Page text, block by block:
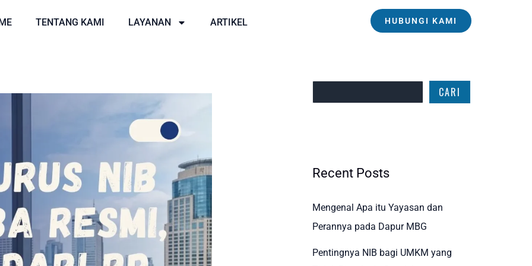
TENTANG KAMI LAYANAN ARTIKEL HUBUNGI KAMI
CARI
Recent Posts
Mengenal Apa itu Yayasan dan
Perannya pada Dapur MBG
Pentingnya NIB bagi UMKM yang